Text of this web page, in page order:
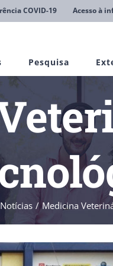
COVID-19 Acesso à
Pesquisa
Notícias Medicina